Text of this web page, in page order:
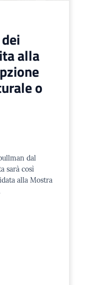
alla
o
dal
sarà così
alla Mostra